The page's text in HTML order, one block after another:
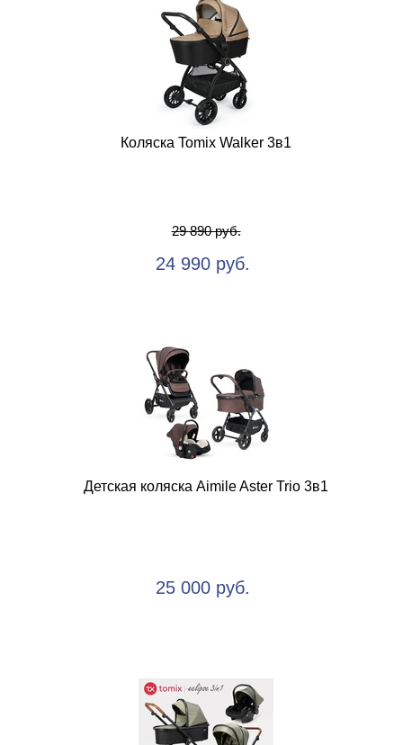
Коляска Tomix Walker 3в1
29 890 руб.
24 990 руб.
Детская коляска Aimile Aster Trio 3в1
25 000 руб.